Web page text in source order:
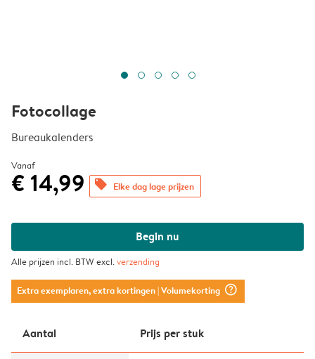
Fotocollage
Bureaukalenders
Vanaf
€ 14,99 offers Elke dag lage prijzen
Begin nu
Alle prijzen incl. BTW excl.verzending
Extra exemplaren, extra kortingen| Volumekorting question_mark_circle
Aantal Prijs per stuk